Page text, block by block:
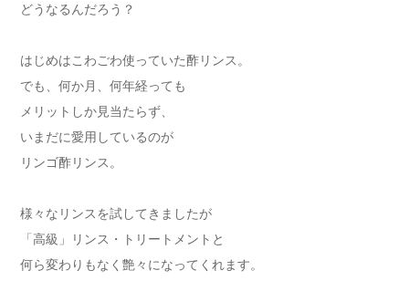
どうなるんだろう？
はじめはこわごわ使っていた酢リンス。
でも、何か月、何年経っても
メリットしか見当たらず、
いまだに愛用しているのが
リンゴ酢リンス。
様々なリンスを試してきましたが
「高級」リンス・トリートメントと
何ら変わりもなく艶々になってくれます。